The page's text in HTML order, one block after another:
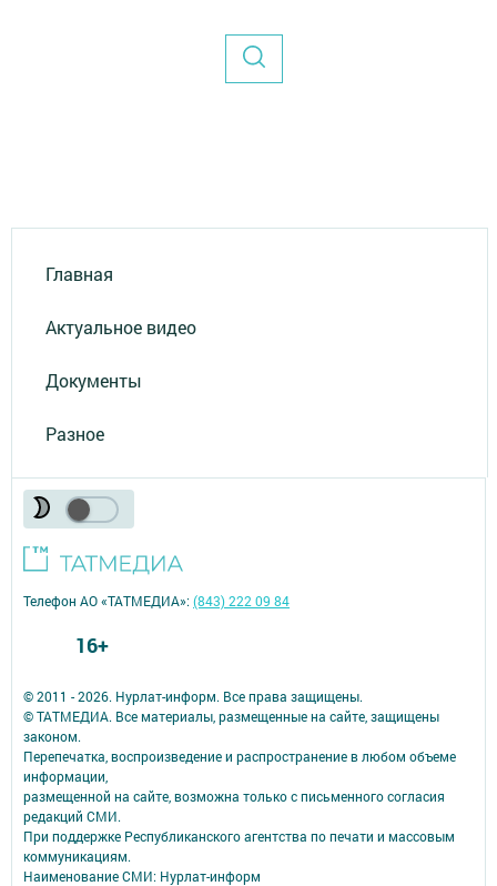
Главная
Актуальное видео
Документы
Разное
© 2011 - 2026. Нурлат-⁠информ. Все права защищены.
© ТАТМЕДИА. Все материалы, размещенные на сайте, защищены
законом.
Перепечатка, воспроизведение и распространение в любом объеме
информации,
размещенной на сайте, возможна только с письменного согласия
редакций СМИ.
При поддержке Республиканского агентства по печати и массовым
коммуникациям.
Наименование СМИ: Нурлат-⁠информ
Телефон АО «ТАТМЕДИА»:(843) 222 09 84
16+